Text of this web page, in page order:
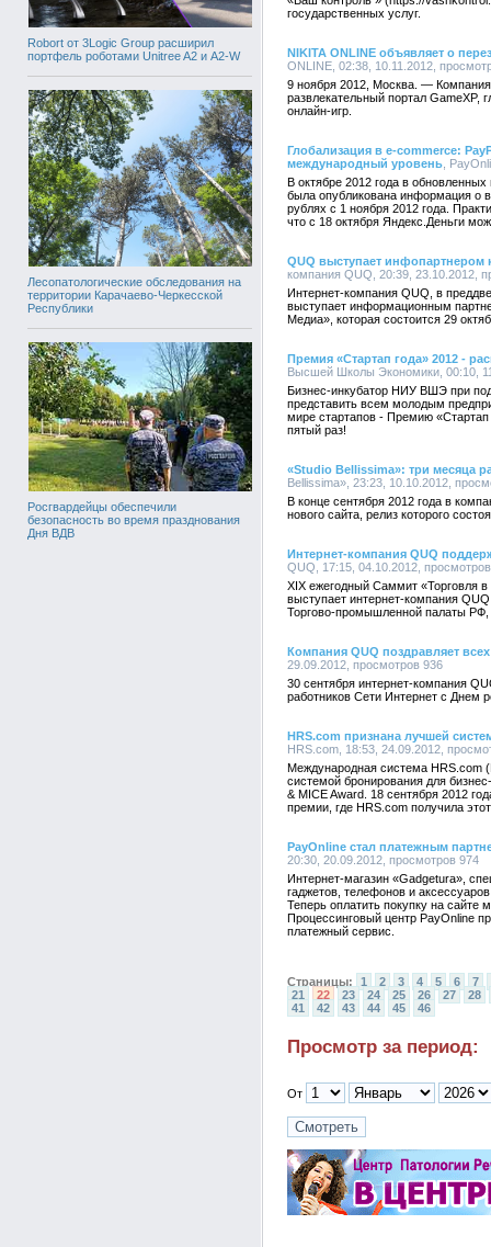
Robort от 3Logic Group расширил
портфель роботами Unitree A2 и A2-W
Лесопатологические обследования на
территории Карачаево-Черкесской
Республики
Росгвардейцы обеспечили
безопасность во время празднования
Дня ВДВ
государственных услуг.
NIKITA ONLINE объявляет о
ONLINE, 02:38, 10.11.2012,
9 ноября 2012, Москва. —
развлекательный портал GameXP,
онлайн-игр.
Глобализация в e-commerce:
международный уровень ,
В октябре 2012 года в
была опубликована информация о
рублях с 1 ноября 2012 года.
что с 18 октября Яндекс.Деньги
QUQ выступает
компания QUQ, 20:39, 23.10.2012,
Интернет-компания QUQ, в
выступает информационным
Медиа», которая состоится 29
Премия «Стартап года» 2012 -
Высшей Школы Экономики, 00:10,
Бизнес-инкубатор НИУ ВШЭ при
представить всем молодым
мире стартапов - Премию «Стартап
пятый раз!
«Studio Bellissima»: три месяца
Bellissima», 23:23, 10.10.2012,
В конце сентября 2012 года в
нового сайта, релиз которого
Интернет-компания QUQ
QUQ, 17:15, 04.10.2012,
XIX ежегодный Саммит «Торговля
выступает интернет-компания
Торгово-промышленной палаты РФ,
Компания QUQ поздравляет
29.09.2012, просмотров 936
30 сентября интернет-компания
работников Сети Интернет с Днем
HRS.com признана лучшей
HRS.com, 18:53, 24.09.2012,
Международная система HRS.com
системой бронирования для
& MICE Award. 18 сентября 2012
премии, где HRS.com получила
PayOnline стал платежным
20:30, 20.09.2012, просмотров 974
Интернет-магазин «Gadgetura»,
гаджетов, телефонов и
Теперь оплатить покупку на сайте
Процессинговый центр PayOnline
платежный сервис.
Страницы: 1 2 3 4 5 6
7
21
22 23 24 25 26 27
28
41
42 43 44 45 46
Просмотр за период:
От